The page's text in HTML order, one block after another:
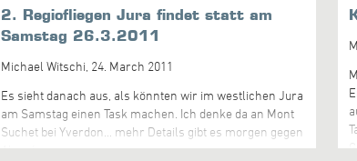
2. Regiofliegen Jura findet statt am
Samstag 26.3.2011
Michael Witschi, 24. March 2011
Es sieht danach aus, als könnten wir im westlichen Jura
am Samstag einen Task machen. Ich denke da an Mont
Suchet bei Yverdon... mehr Details gibt es morgen gegen
Abend.